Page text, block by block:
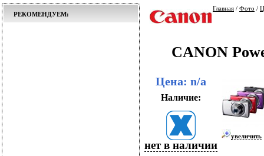
РЕКОМЕНДУЕМ:
Главная / Фото /
CANON
Цена: n/a
Наличие:
нет в наличии
увеличить